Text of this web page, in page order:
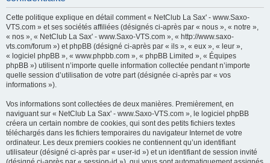
h
Cette politique explique en détail comment « NetClub La Sax' - www.Saxo-
VTS.com » et ses sociétés affiliées (désignés ci-après par « nous », « notre »,
« nos », « NetClub La Sax' - www.Saxo-VTS.com », « http://www.saxo-
vts.com/forum ») et phpBB (désigné ci-après par « ils », « eux », « leur »,
« logiciel phpBB », « www.phpbb.com », « phpBB Limited », « Équipes
phpBB ») utilisent n’importe quelle information collectée pendant n’importe
quelle session d’utilisation de votre part (désignée ci-après par « vos
informations »).
Vos informations sont collectées de deux manières. Premièrement, en
naviguant sur « NetClub La Sax' - www.Saxo-VTS.com », le logiciel phpBB
créera un certain nombre de cookies, qui sont des petits fichiers textes
téléchargés dans les fichiers temporaires du navigateur Internet de votre
ordinateur. Les deux premiers cookies ne contiennent qu’un identifiant
utilisateur (désigné ci-après par « user-id ») et un identifiant de session invité